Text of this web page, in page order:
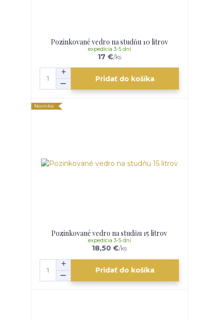
Pozinkované vedro na studňu 10 litrov
17 €/ks
expedícia 3-5 dní
Pridať do košíka
Novinka
Pozinkované vedro na studňu 15 litrov
18,50 €/ks
expedícia 3-5 dní
Pridať do košíka